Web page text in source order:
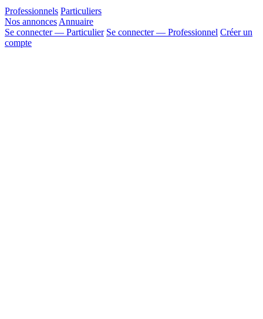
Professionnels Particuliers
Nos annonces Annuaire
Se connecter — Particulier Se connecter — Professionnel Créer un
compte